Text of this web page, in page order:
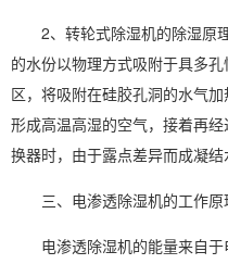
2、转轮式除湿机的除湿原
的水份以物理方式吸附于具多
区，将吸附在硅胶孔洞的水气
形成高温高湿的空气，接着再
换器时，由于露点差异而成凝结
三、电渗透除湿机的工作原
电渗透除湿机的能量来自于